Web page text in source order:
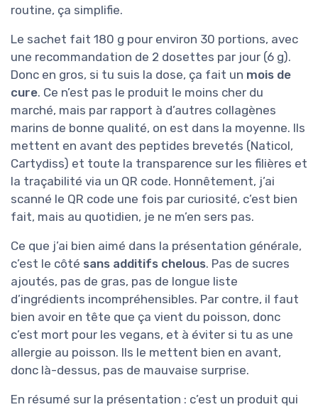
routine, ça simplifie.
Le sachet fait 180 g pour environ 30 portions, avec
une recommandation de 2 dosettes par jour (6 g).
Donc en gros, si tu suis la dose, ça fait un mois de
cure. Ce n’est pas le produit le moins cher du
marché, mais par rapport à d’autres collagènes
marins de bonne qualité, on est dans la moyenne. Ils
mettent en avant des peptides brevetés (Naticol,
Cartydiss) et toute la transparence sur les filières et
la traçabilité via un QR code. Honnêtement, j’ai
scanné le QR code une fois par curiosité, c’est bien
fait, mais au quotidien, je ne m’en sers pas.
Ce que j’ai bien aimé dans la présentation générale,
c’est le côté sans additifs chelous. Pas de sucres
ajoutés, pas de gras, pas de longue liste
d’ingrédients incompréhensibles. Par contre, il faut
bien avoir en tête que ça vient du poisson, donc
c’est mort pour les vegans, et à éviter si tu as une
allergie au poisson. Ils le mettent bien en avant,
donc là-dessus, pas de mauvaise surprise.
En résumé sur la présentation : c’est un produit qui